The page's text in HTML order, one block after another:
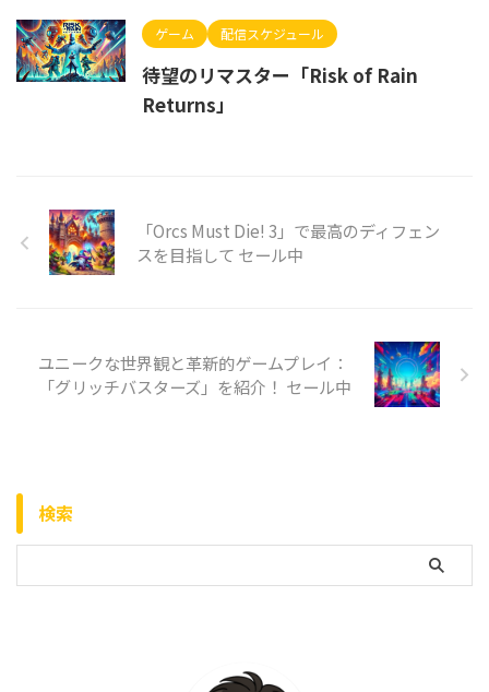
ゲーム 配信スケジュール
待望のリマスター「Risk of Rain
Returns」
「Orcs Must Die! 3」で最高のディフェン
スを目指して セール中
ユニークな世界観と革新的ゲームプレイ：
「グリッチバスターズ」を紹介！ セール中
検索